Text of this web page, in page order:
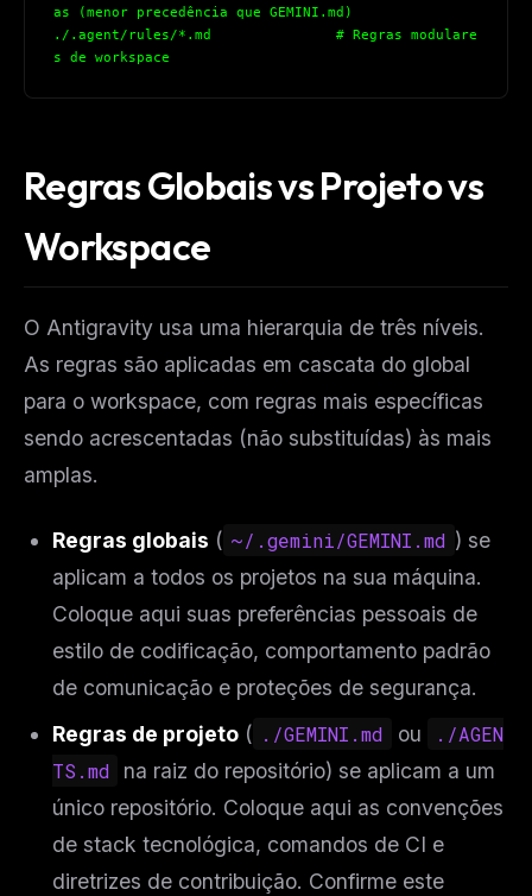
as (menor precedência que GEMINI.md)
./.agent/rules/*.md               # Regras modulare
s de workspace
Regras Globais vs Projeto vs
Workspace
O Antigravity usa uma hierarquia de três níveis.
As regras são aplicadas em cascata do global
para o workspace, com regras mais específicas
sendo acrescentadas (não substituídas) às mais
amplas.
Regras globais ( ~/.gemini/GEMINI.md ) se
aplicam a todos os projetos na sua máquina.
Coloque aqui suas preferências pessoais de
estilo de codificação, comportamento padrão
de comunicação e proteções de segurança.
Regras de projeto ( ./GEMINI.md ou
./AGEN
TS.md
na raiz do repositório) se aplicam a um
único repositório. Coloque aqui as convenções
de stack tecnológica, comandos de CI e
diretrizes de contribuição. Confirme este